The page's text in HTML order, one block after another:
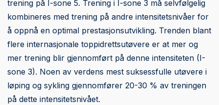
trening på I-sone 5. Trening i I-sone 3 må selvfølgelig
kombineres med trening på andre intensitetsnivåer for
å oppnå en optimal prestasjonsutvikling. Trenden blant
flere internasjonale toppidrettsutøvere er at mer og
mer trening blir gjennomført på denne intensiteten (I-
sone 3). Noen av verdens mest suksessfulle utøvere i
løping og sykling gjennomfører 20-30 % av treningen
på dette intensitetsnivået.